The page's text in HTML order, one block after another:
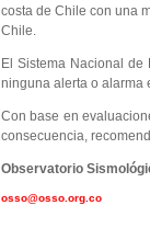
costa de Chile con una
Chile.
El Sistema Nacional
ninguna alerta o alarma
Con base en
consecuencia,
Observatorio
osso@osso.org.co